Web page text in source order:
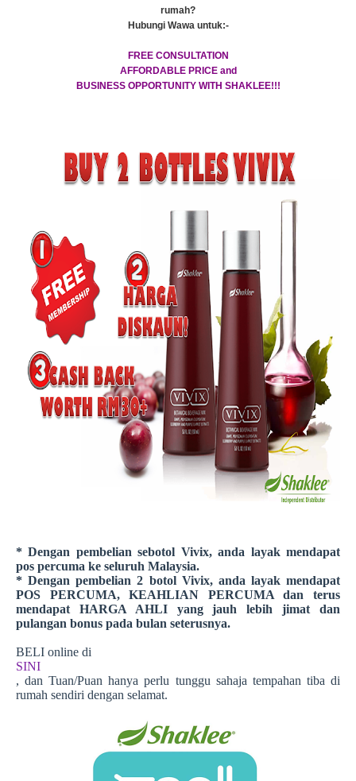
rumah?
Hubungi Wawa untuk:-
FREE CONSULTATION
AFFORDABLE PRICE and
BUSINESS OPPORTUNITY WITH SHAKLEE!!!
* Dengan pembelian sebotol Vivix, anda layak mendapat
pos percuma ke seluruh Malaysia.
* Dengan pembelian 2 botol Vivix, anda layak mendapat
POS PERCUMA, KEAHLIAN PERCUMA dan terus
mendapat HARGA AHLI yang jauh lebih jimat dan
pulangan bonus pada bulan seterusnya.
BELI online di
SINI
, dan Tuan/Puan hanya perlu tunggu sahaja tempahan tiba di
rumah sendiri dengan selamat.